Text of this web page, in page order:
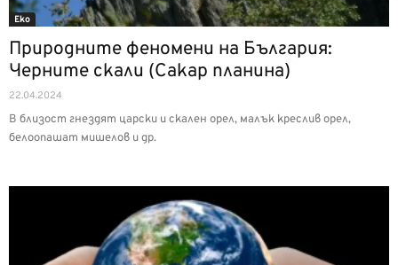
Еко
Природните феномени на България:
Черните скали (Сакар планина)
22.04.2024
В близост гнездят царски и скален орел, малък креслив орел,
белоопашат мишелов и др.